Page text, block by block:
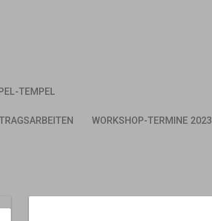
TEMPEL
WORKSHOP-TERMINE 2023